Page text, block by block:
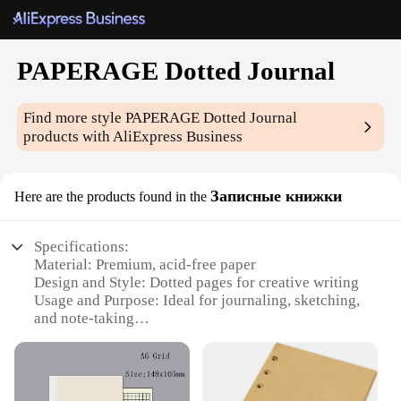
PAPERAGE Dotted Journal
Find more stylePAPERAGE Dotted Journal
products with AliExpress Business
Here are the products found in the Записные книжки
Specifications:
Material: Premium, acid-free paper
Design and Style: Dotted pages for creative writing
Usage and Purpose: Ideal for journaling, sketching,
and note-taking
Shape or Size or Weight or Quantity: Available in
multiple sizes, including A5 and A6
Performance and Property: Durable, flexible cover